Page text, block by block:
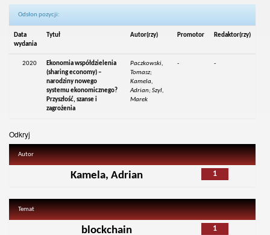
Odsłon pozycji:
Data
wydania
Tytuł Autor(rzy) Promotor Redaktor(rzy)
2020
Ekonomia współdzielenia
(sharing economy) –
narodziny nowego
systemu ekonomicznego?
Przyszłość, szanse i
zagrożenia
Paczkowski,
Tomasz;
Kamela,
Adrian; Szyl,
Marek
- -
Odkryj
Autor
1
Kamela, Adrian
Temat
1
blockchain